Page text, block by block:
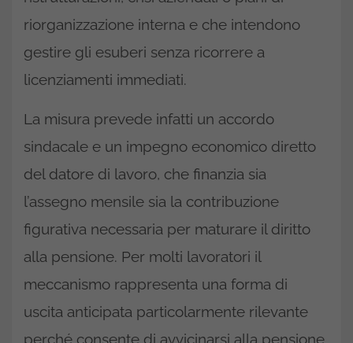
riorganizzazione interna e che intendono
gestire gli esuberi senza ricorrere a
licenziamenti immediati.
La misura prevede infatti un accordo
sindacale e un impegno economico diretto
del datore di lavoro, che finanzia sia
l’assegno mensile sia la contribuzione
figurativa necessaria per maturare il diritto
alla pensione. Per molti lavoratori il
meccanismo rappresenta una forma di
uscita anticipata particolarmente rilevante
perché consente di avvicinarsi alla pensione